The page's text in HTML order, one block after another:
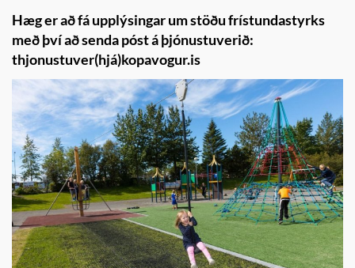
Hæg er að fá upplýsingar um stöðu frístundastyrks
með því að senda póst á þjónustuverið:
thjonustuver(hjá)kopavogur.is